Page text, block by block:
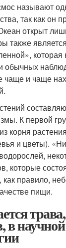
называют
так как он
открыт
также
которая
обычных
чаще и чаще
К первой
корня
и цветы).
которые
правило,
пищи.
в научной